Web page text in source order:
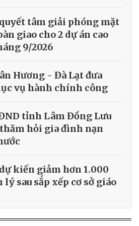
tâm giải phóng mặt
giao cho 2 dự án cao
9/2026
Hương - Đà Lạt đưa
vụ hành chính công
tỉnh Lâm Đồng Lưu
hỏi gia đình nạn
kiến giảm hơn 1.000
lý sau sắp xếp cơ sở giáo